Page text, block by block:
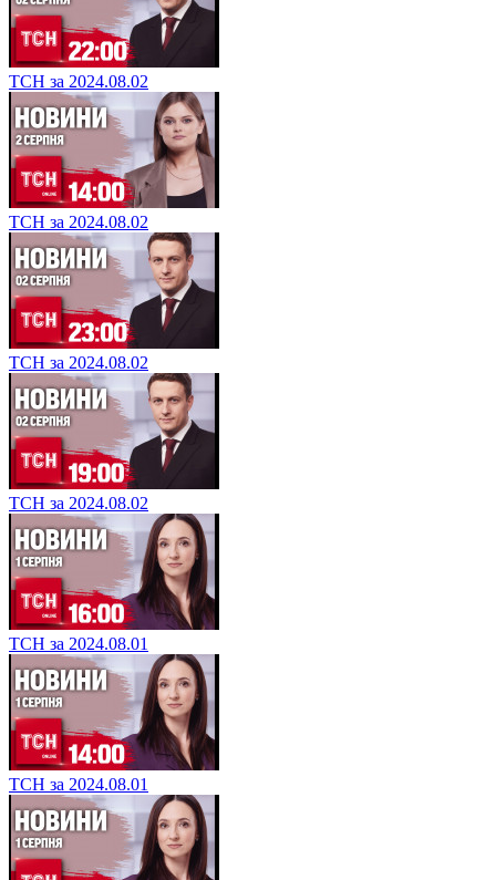
ТСН за 2024.08.02
ТСН за 2024.08.02
ТСН за 2024.08.02
ТСН за 2024.08.02
ТСН за 2024.08.01
ТСН за 2024.08.01